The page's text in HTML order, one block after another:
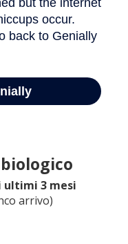
ultimi 3 mesi
arrivo)